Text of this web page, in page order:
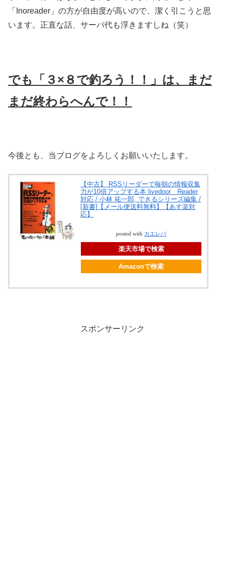
「Inoreader」の方が自由度が高いので、潔く引こうと思
います。正直な話、サーバ代も浮きますしね（笑）
でも「３×８で釣ろう！！」は、まだ
まだ終わらへんで！！
今後とも、当ブログをよろしくお願いいたします。
【中古】 RSSリーダーで毎朝の情報収集
力が10倍アップする本 livedoor Reader
対応 / 小林 祐一郎, できるシリーズ編集 /
[新書]【メール便送料無料】【あす楽対
応】
posted with カエレバ
楽天市場で検索
Amazonで検索
スポンサーリンク